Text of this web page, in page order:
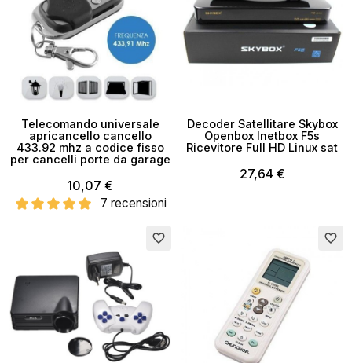
Telecomando universale
apricancello cancello
433.92 mhz a codice fisso
per cancelli porte da garage
10,07 €
7 recensioni
Decoder Satellitare Skybox
Openbox Inetbox F5s
Ricevitore Full HD Linux sat
27,64 €
favorite_border favorite_border